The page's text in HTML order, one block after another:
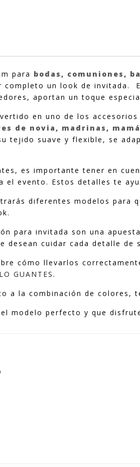
para bodas, comuniones,
completo un look de invitada.
aportan un toque
en uno de los
de novia, madrinas,
tejido suave y flexible, se
es importante tener en
el evento. Estos detalles te
diferentes modelos para
para invitada son una
desean cuidar cada detalle de
cómo llevarlos
GUANTES .
a la combinación de colores,
modelo perfecto y que